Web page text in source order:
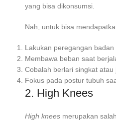
yang bisa dikonsumsi.
Nah, untuk bisa
Lakukan peregangan
Membawa beban saat
Cobalah berlari singkat
Fokus pada postur tubuh
2. High Knees
High knees merupakan